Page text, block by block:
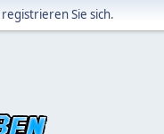
registrieren Sie sich.